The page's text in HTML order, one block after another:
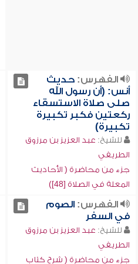
الفهرس:حديث
أنس: (أن رسول الله
صلى صلاة الاستسقاء
ركعتين فكبر تكبيرة
تكبيرة)
للشيخ: عبد العزيز بن مرزوق
الطريفي
جزء من محاضرة ( الأحاديث
المعلة في الصلاة [48])
الفهرس:الصوم
في السفر
للشيخ: عبد العزيز بن مرزوق
الطريفي
جزء من محاضرة ( شرح كتاب